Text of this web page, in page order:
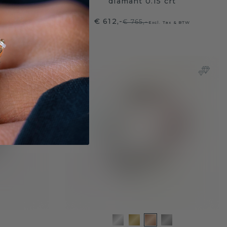
€ 612,-€ 765,-Excl. Tax & BTW